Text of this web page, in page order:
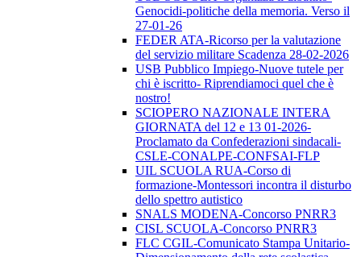
Genocidi-politiche della memoria. Verso il
27-01-26
FEDER ATA-Ricorso per la valutazione
del servizio militare Scadenza 28-02-2026
USB Pubblico Impiego-Nuove tutele per
chi è iscritto- Riprendiamoci quel che è
nostro!
SCIOPERO NAZIONALE INTERA
GIORNATA del 12 e 13 01-2026-
Proclamato da Confederazioni sindacali-
CSLE-CONALPE-CONFSAI-FLP
UIL SCUOLA RUA-Corso di
formazione-Montessori incontra il disturbo
dello spettro autistico
SNALS MODENA-Concorso PNRR3
CISL SCUOLA-Concorso PNRR3
FLC CGIL-Comunicato Stampa Unitario-